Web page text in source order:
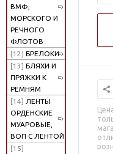
ВМФ,
МОРСКОГО И
РЕЧНОГО
ФЛОТОВ
[12] БРЕЛОКИ
[13] БЛЯХИ И
ПРЯЖКИ К
РЕМНЯМ
[14] ЛЕНТЫ
ОРДЕНСКИЕ
МУАРОВЫЕ,
ВОП С ЛЕНТОЙ
[15]